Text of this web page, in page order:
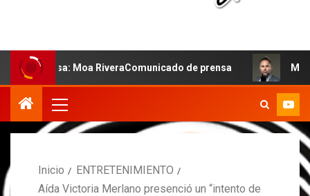
Moa RiveraComunicado de prensa MARCOS
Inicio
ENTRETENIMIENTO
Aída Victoria Merlano presenció un “intento de